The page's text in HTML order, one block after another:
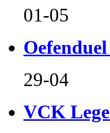
01-05
29-04
VCK